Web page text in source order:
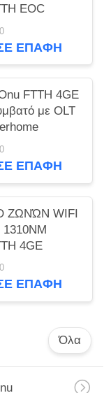
EOC
ΕΠΑΦΉ
FTTH 4GE
με OLT
ΕΠΑΦΉ
ΖΩΝΏΝ WIFI
4GE
ΕΠΑΦΉ
Όλα